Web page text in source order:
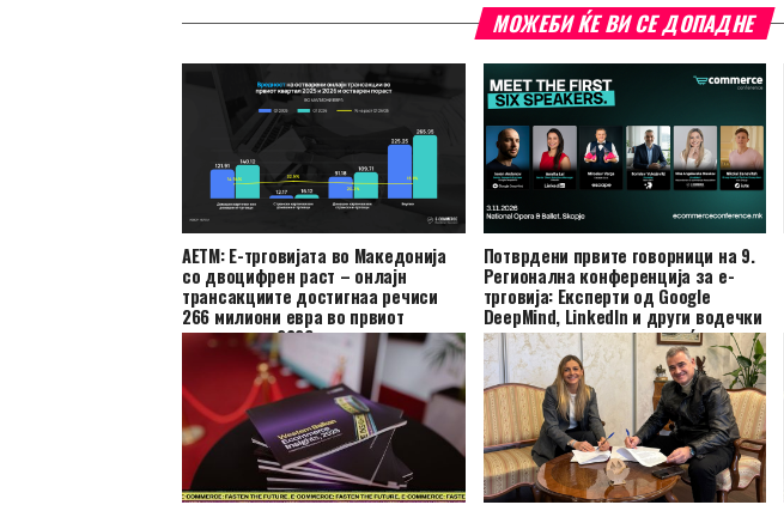
МОЖЕБИ ЌЕ ВИ СЕ ДОПАДНЕ
АЕТМ: Е-трговијата во Македонија
со двоцифрен раст – онлајн
трансакциите достигнаа речиси
266 милиони евра во првиот
квартал од 2026 година
Потврдени првите говорници на 9.
Регионална конференција за е-
трговија: Експерти од Google
DeepMind, LinkedIn и други водечки
регионални компании доаѓаат во
Скопје